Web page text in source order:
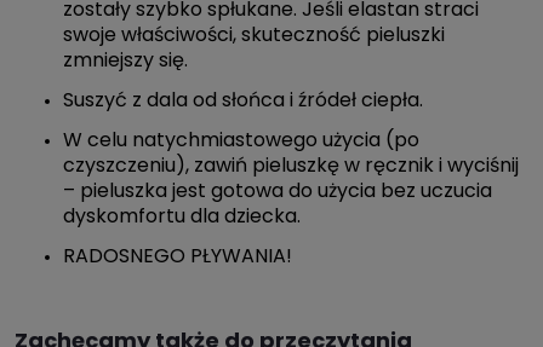
zostały szybko spłukane. Jeśli elastan straci
swoje właściwości, skuteczność pieluszki
zmniejszy się.
Suszyć z dala od słońca i źródeł ciepła.
W celu natychmiastowego użycia (po
czyszczeniu), zawiń pieluszkę w ręcznik i wyciśnij
– pieluszka jest gotowa do użycia bez uczucia
dyskomfortu dla dziecka.
RADOSNEGO PŁYWANIA!
Zachęcamy także do przeczytania